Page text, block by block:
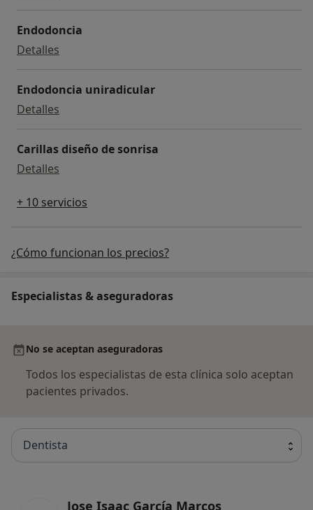
Endodoncia
Detalles
Endodoncia uniradicular
Detalles
Carillas diseño de sonrisa
Detalles
+ 10 servicios
¿Cómo funcionan los precios?
Especialistas & aseguradoras
No se aceptan aseguradoras
Todos los especialistas de esta clínica solo aceptan
pacientes privados.
Dentista
Jose Isaac García Marcos